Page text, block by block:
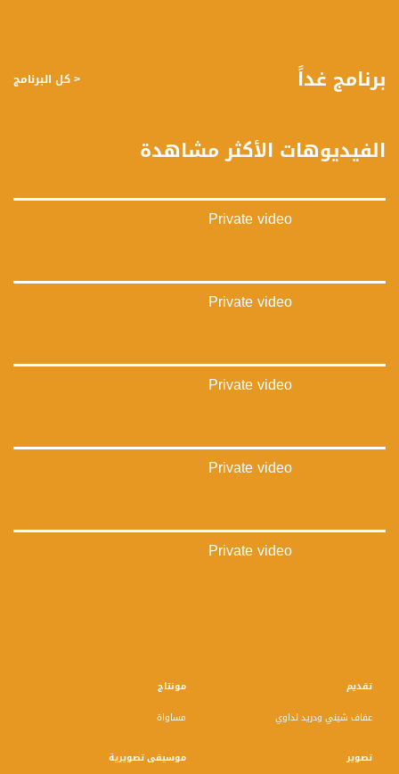
برنامج غداً < كل البرنامج
الفيديوهات الأكثر مشاهدة
Private video
Private video
Private video
Private video
Private video
تقديم
عفاف شيني ودريد لداوي
تصوير
مونتاج
مساواة
موسيقى تصويرية